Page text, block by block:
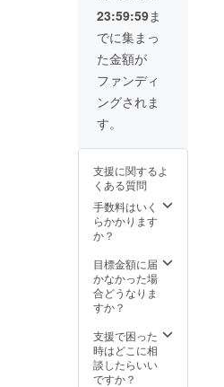
シング
ル1ソ
ファー
ベット1
ありま
す
23:59:59ま
でに集まっ
た金額が
ファンディ
ングされま
す。
支援に関するよ
くある質問
手数料はいく
らかかります
か？
目標金額に届
かなかった場
合どうなりま
すか？
支援で困った
時はどこに相
談したらいい
ですか？